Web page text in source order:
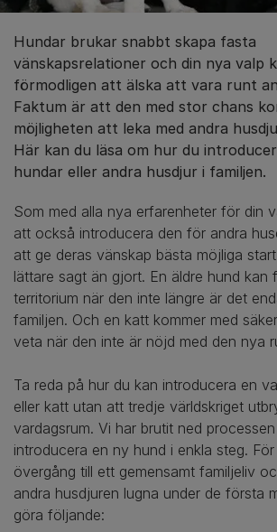
Hundar brukar snabbt skapa fasta
vänskapsrelationer och din nya valp
förmodligen att älska att vara runt
Faktum är att den med stor chans
möjligheten att leka med andra
Här kan du läsa om hur du
hundar eller andra husdjur i familjen.
Som med alla nya erfarenheter för din
att också introducera den för andra
att ge deras vänskap bästa möjliga
lättare sagt än gjort. En äldre hund kan
territorium när den inte längre är det
familjen. Och en katt kommer med
veta när den inte är nöjd med den nya
Ta reda på hur du kan introducera en
eller katt utan att tredje världskriget
vardagsrum. Vi har brutit ned
introducera en ny hund i enkla steg.
övergång till ett gemensamt familjeliv
andra husdjuren lugna under de första
göra följande: